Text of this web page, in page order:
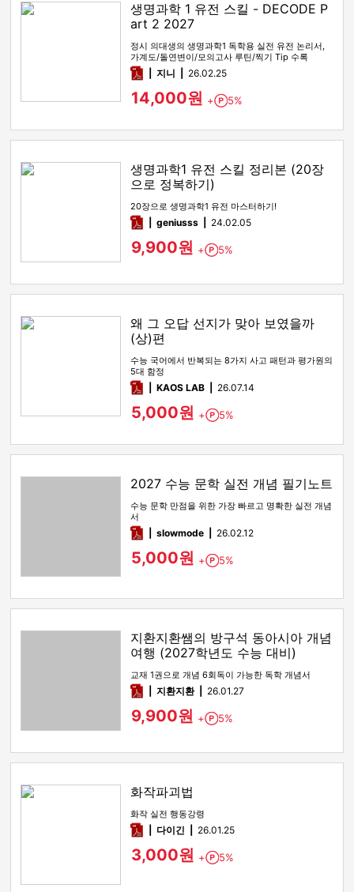
생명과학 1 유전 스킬 - DECODE P
art 2 2027
정시 의대생의 생명과학1 독학용 실전 유전 논리서,
가계도/돌연변이/모의고사 루틴/찍기 Tip 수록
pdf지니 26.02.25
14,000원 + Point
5%
생명과학1 유전 스킬 정리본 (20장
으로 정복하기)
20장으로 생명과학1 유전 마스터하기!
pdfgeniusss 24.02.05
9,900원 + Point
5%
왜 그 오답 선지가 맞아 보였을까
(상)편
수능 국어에서 반복되는 8가지 사고 패턴과 평가원의
5대 함정
pdfKAOS LAB 26.07.14
5,000원 + Point
5%
2027 수능 문학 실전 개념 필기노트
수능 문학 만점을 위한 가장 빠르고 명확한 실전 개념
서
pdfslowmode 26.02.12
5,000원 + Point
5%
지환지환쌤의 방구석 동아시아 개념
여행 (2027학년도 수능 대비)
교재 1권으로 개념 6회독이 가능한 독학 개념서
pdf지환지환 26.01.27
9,900원 + Point
5%
화작파괴법
화작 실전 행동강령
pdf다이긴 26.01.25
3,000원 + Point
5%